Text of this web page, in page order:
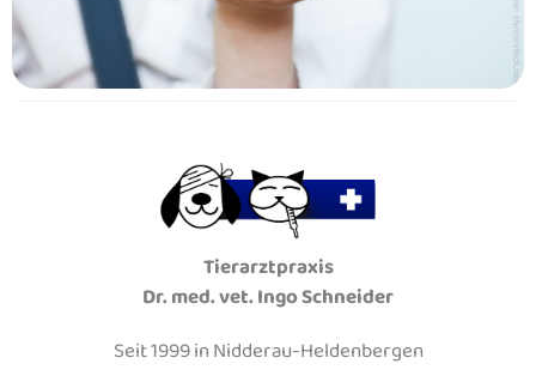
Tierarztpraxis
Dr. med. vet. Ingo Schneider
Seit 1999 in Nidderau-Heldenbergen